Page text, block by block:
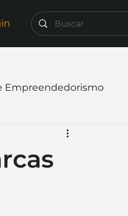
Empreendedorismo